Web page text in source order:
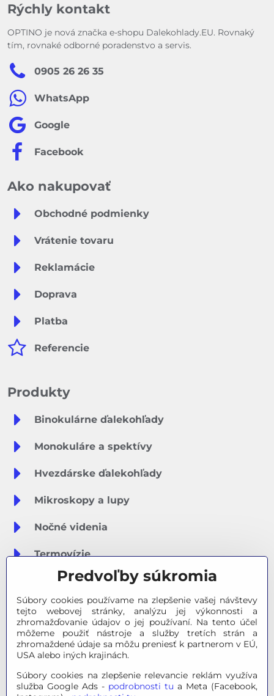
Rýchly kontakt
OPTINO je nová značka e-shopu Dalekohlady.EU. Rovnaký
tím, rovnaké odborné poradenstvo a servis.
0905 26 26 35
WhatsApp
Google
Facebook
Ako nakupovať
Obchodné podmienky
Vrátenie tovaru
Reklamácie
Doprava
Platba
Referencie
Produkty
Binokulárne ďalekohľady
Monokuláre a spektívy
Hvezdárske ďalekohľady
Mikroskopy a lupy
Nočné videnia
Termovízie
Meteostanice
Značky
Výpredaj
Tipy na darčeky
Poradňa - Ako si vybrať
Predvoľby súkromia
Súbory cookies používame na zlepšenie vašej návštevy
tejto webovej stránky, analýzu jej výkonnosti a
zhromažďovanie údajov o jej používaní. Na tento účel
môžeme použiť nástroje a služby tretích strán a
zhromaždené údaje sa môžu preniesť k partnerom v EÚ,
USA alebo iných krajinách.
Súbory cookies na zlepšenie relevancie reklám využíva
služba Google Ads - podrobnosti tu a Meta (Facebook,